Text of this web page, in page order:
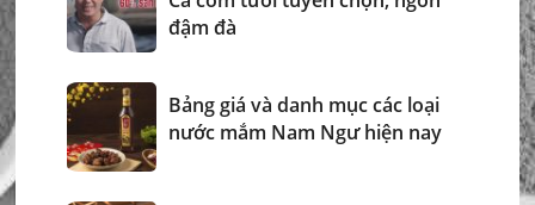
đậm đà
Bảng giá và danh mục các loại
nước mắm Nam Ngư hiện nay